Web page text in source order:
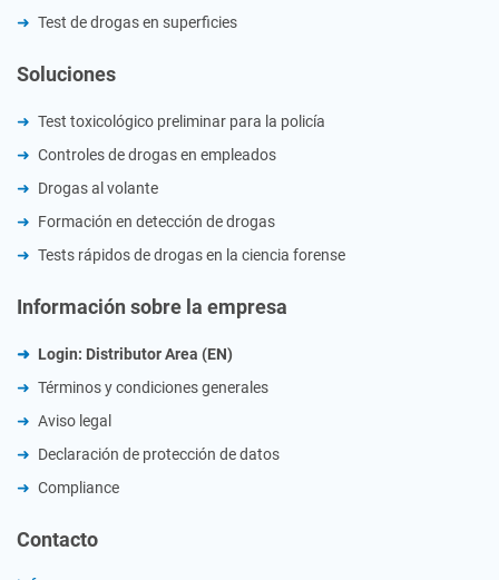
Test de drogas en superficies
Soluciones
Test toxicológico preliminar para la policía
Controles de drogas en empleados
Drogas al volante
Formación en detección de drogas
Tests rápidos de drogas en la ciencia forense
Información sobre la empresa
Login: Distributor Area (EN)
Términos y condiciones generales
Aviso legal
Declaración de protección de datos
Compliance
Contacto